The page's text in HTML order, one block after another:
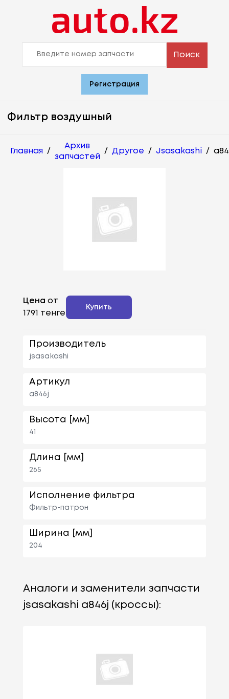
Поиск
Регистрация
Фильтр воздушный
Главная /
Архив
запчастей
/ Другое / Jsasakashi /
Цена от
1791 тенге
Купить
Производитель
jsasakashi
Артикул
a846j
Высота [мм]
41
Длина [мм]
265
Исполнение фильтра
Фильтр-патрон
Ширина [мм]
204
Аналоги и заменители запчасти
jsasakashi a846j (кроссы):